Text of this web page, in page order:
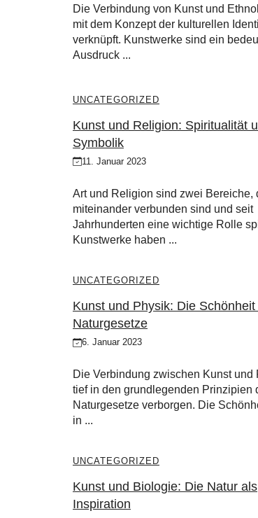
Die Verbindung von Kunst und
mit dem Konzept der kulturellen
verknüpft. Kunstwerke sind ein
Ausdruck ...
UNCATEGORIZED
Kunst und Religion: Spiritualität
Symbolik
11. Januar 2023
Art und Religion sind zwei Bereiche,
miteinander verbunden sind und seit
Jahrhunderten eine wichtige Rolle
Kunstwerke haben ...
UNCATEGORIZED
Kunst und Physik: Die Schönheit
Naturgesetze
6. Januar 2023
Die Verbindung zwischen Kunst und
tief in den grundlegenden Prinzipien
Naturgesetze verborgen. Die
in ...
UNCATEGORIZED
Kunst und Biologie: Die Natur als
Inspiration